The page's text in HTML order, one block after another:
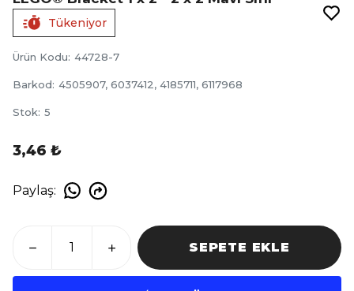
Tükeniyor
Ürün Kodu: 44728-7
Barkod: 4505907, 6037412, 4185711, 6117968
Stok: 5
3,46 ₺
Paylaş:
SEPETE EKLE